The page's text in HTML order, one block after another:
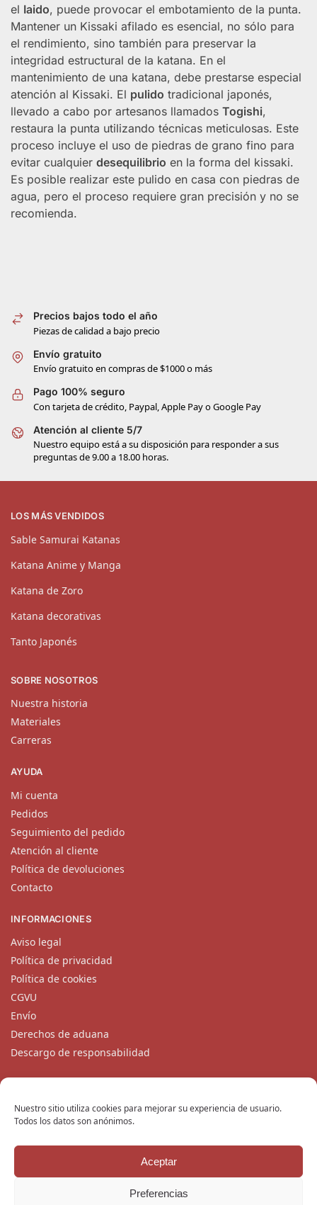
Nuestro sitio utiliza cookies para mejorar su experiencia de usuario.
Todos los datos son anónimos.
Aceptar
Preferencias
el Iaido, puede provocar el embotamiento de la punta.
Mantener un Kissaki afilado es esencial, no sólo para
el rendimiento, sino también para preservar la
integridad estructural de la katana. En el
mantenimiento de una katana, debe prestarse especial
atención al Kissaki. El pulido tradicional japonés,
llevado a cabo por artesanos llamados Togishi,
restaura la punta utilizando técnicas meticulosas. Este
proceso incluye el uso de piedras de grano fino para
evitar cualquier desequilibrio en la forma del kissaki.
Es posible realizar este pulido en casa con piedras de
agua, pero el proceso requiere gran precisión y no se
recomienda.
Precios bajos todo el año
Piezas de calidad a bajo precio
Envío gratuito
Envío gratuito en compras de $1000 o más
Pago 100% seguro
Con tarjeta de crédito, Paypal, Apple Pay o Google Pay
Atención al cliente 5/7
Nuestro equipo está a su disposición para responder a sus
preguntas de 9.00 a 18.00 horas.
LOS MÁS VENDIDOS
Sable Samurai Katanas
Katana Anime y Manga
Katana de Zoro
Katana decorativas
Tanto Japonés
SOBRE NOSOTROS
Nuestra historia
Materiales
Carreras
AYUDA
Mi cuenta
Pedidos
Seguimiento del pedido
Atención al cliente
Política de devoluciones
Contacto
INFORMACIONES
Aviso legal
Política de privacidad
Política de cookies
CGVU
Envío
Derechos de aduana
Descargo de responsabilidad
Nuestro equipo de atención al cliente está disponible de
lunes a viernes encontacto@katanaempire.mx
Copyright © 2024 KatanaEmpire.mx
Todos los derechos reservados.